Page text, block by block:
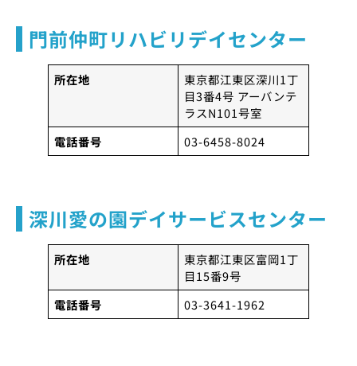
門前仲町リハビリデイセンター
所在地
東京都江東区深川1丁
目3番4号 アーバンテ
ラスN101号室
電話番号
03-6458-8024
深川愛の園デイサービスセンター
所在地
東京都江東区富岡1丁
目15番9号
電話番号
03-3641-1962